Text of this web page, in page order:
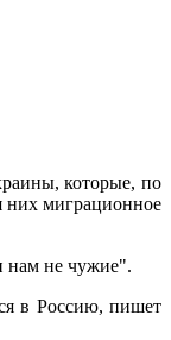
которые, по
них миграционное
нам не чужие".
в Россию, пишет